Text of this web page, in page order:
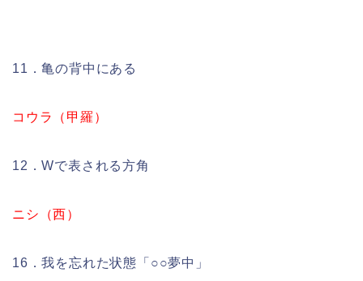
11．亀の背中にある
コウラ（甲羅）
12．Wで表される方角
ニシ（西）
16．我を忘れた状態「○○夢中」